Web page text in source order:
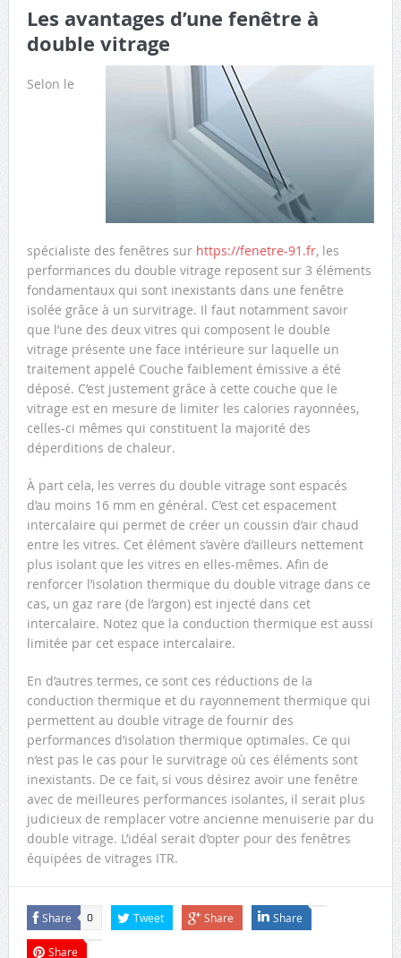
Les avantages d’une fenêtre à
double vitrage
Selon le
spécialiste des fenêtres sur https://fenetre-91.fr, les
performances du double vitrage reposent sur 3 éléments
fondamentaux qui sont inexistants dans une fenêtre
isolée grâce à un survitrage. Il faut notamment savoir
que l’une des deux vitres qui composent le double
vitrage présente une face intérieure sur laquelle un
traitement appelé Couche faiblement émissive a été
déposé. C’est justement grâce à cette couche que le
vitrage est en mesure de limiter les calories rayonnées,
celles-ci mêmes qui constituent la majorité des
déperditions de chaleur.
À part cela, les verres du double vitrage sont espacés
d’au moins 16 mm en général. C’est cet espacement
intercalaire qui permet de créer un coussin d’air chaud
entre les vitres. Cet élément s’avère d’ailleurs nettement
plus isolant que les vitres en elles-mêmes. Afin de
renforcer l’isolation thermique du double vitrage dans ce
cas, un gaz rare (de l’argon) est injecté dans cet
intercalaire. Notez que la conduction thermique est aussi
limitée par cet espace intercalaire.
En d’autres termes, ce sont ces réductions de la
conduction thermique et du rayonnement thermique qui
permettent au double vitrage de fournir des
performances d’isolation thermique optimales. Ce qui
n’est pas le cas pour le survitrage où ces éléments sont
inexistants. De ce fait, si vous désirez avoir une fenêtre
avec de meilleures performances isolantes, il serait plus
judicieux de remplacer votre ancienne menuiserie par du
double vitrage. L’idéal serait d’opter pour des fenêtres
équipées de vitrages ITR.
Share 0 Tweet Share Share
Share